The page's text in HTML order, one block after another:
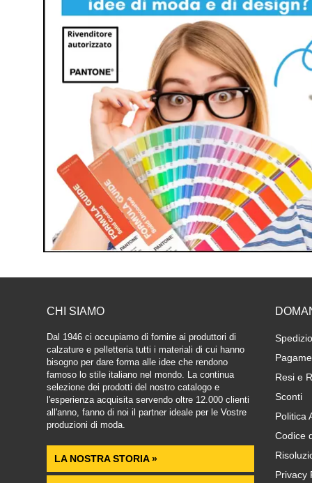
CHI SIAMO
Dal 1946 ci occupiamo di fornire ai produttori di
calzature e pelletteria tutti i materiali di cui hanno
bisogno per dare forma alle idee che rendono
famoso lo stile italiano nel mondo. La continua
selezione dei prodotti del nostro catalogo e
l'esperienza acquisita servendo oltre 12.000 clienti
all'anno, fanno di noi il partner ideale per le Vostre
produzioni di moda.
LA NOSTRA STORIA »
Resi e
Sconti
Politica
Codice
Privacy